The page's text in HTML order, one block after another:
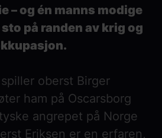
– og én manns modige
på randen av krig og
oberst Birger
ham på Oscarsborg
angrepet på Norge
Eriksen er en erfaren,